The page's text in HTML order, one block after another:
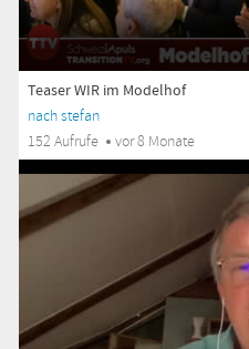
Teaser WIR im Modelhof
nach stefan
152 Aufrufe
vor 8 Monate